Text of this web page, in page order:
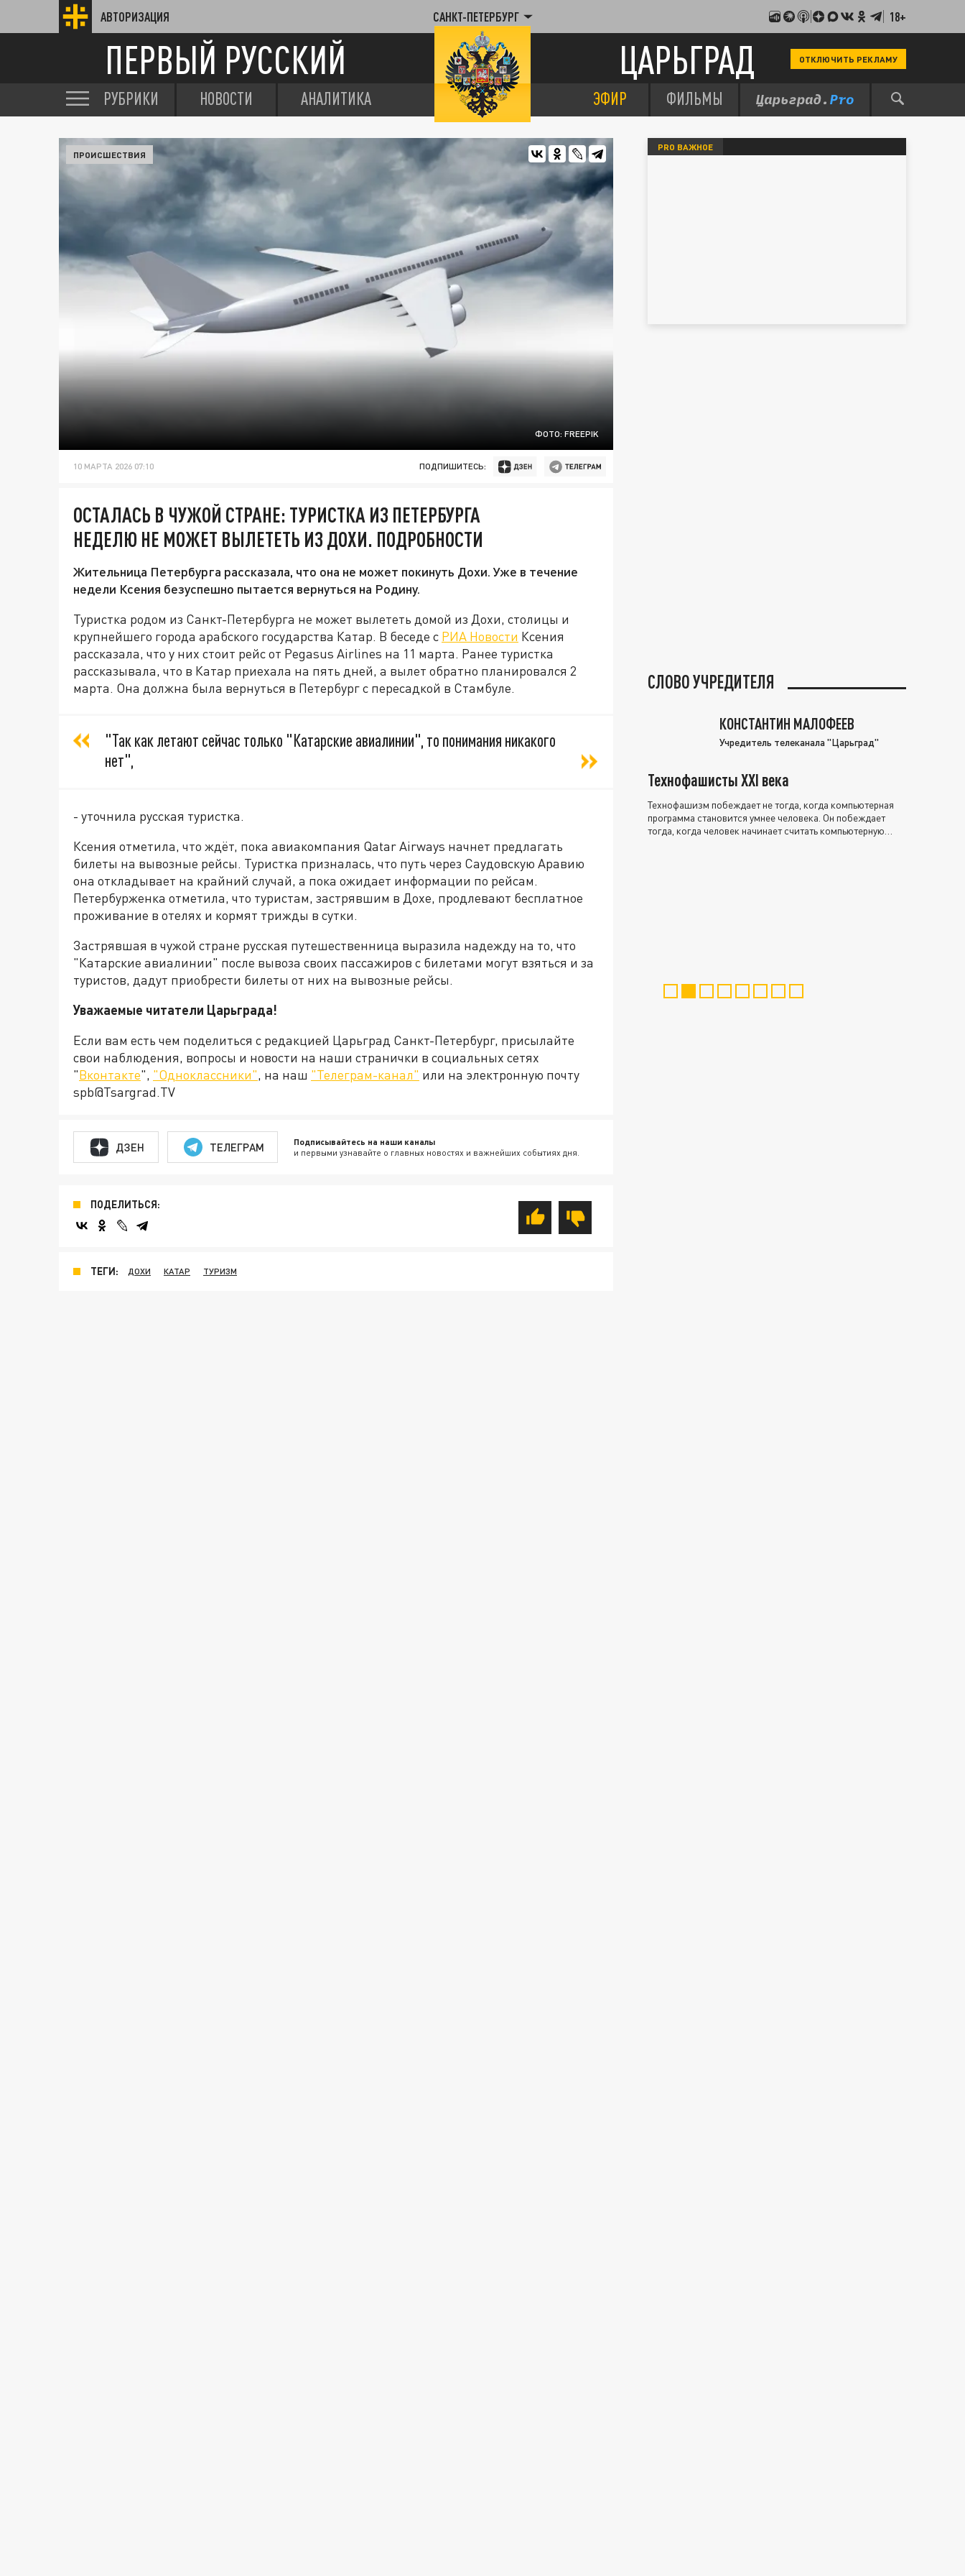
АВТОРИЗАЦИЯ САНКТ-ПЕТЕРБУРГ 18+
ПЕРВЫЙ РУССКИЙ ЦАРЬГРАД ОТКЛЮЧИТЬ РЕКЛАМУ
РУБРИКИ НОВОСТИ АНАЛИТИКА ЭФИР ФИЛЬМЫ
ФОТО: FREEPIK
ПРОИСШЕСТВИЯ
10 МАРТА 2026 07:10 ПОДПИШИТЕСЬ:
ОСТАЛАСЬ В ЧУЖОЙ СТРАНЕ: ТУРИСТКА ИЗ ПЕТЕРБУРГА
НЕДЕЛЮ НЕ МОЖЕТ ВЫЛЕТЕТЬ ИЗ ДОХИ. ПОДРОБНОСТИ
Жительница Петербурга рассказала, что она не может покинуть Дохи. Уже в течение
недели Ксения безуспешно пытается вернуться на Родину.
Туристка родом из Санкт-Петербурга не может вылететь домой из Дохи, столицы и
крупнейшего города арабского государства Катар. В беседе с РИА Новости Ксения
рассказала, что у них стоит рейс от Pegasus Airlines на 11 марта. Ранее туристка
рассказывала, что в Катар приехала на пять дней, а вылет обратно планировался 2
марта. Она должна была вернуться в Петербург с пересадкой в Стамбуле.
"Так как летают сейчас только "Катарские авиалинии", то понимания никакого
нет",
- уточнила русская туристка.
Ксения отметила, что ждёт, пока авиакомпания Qatar Airways начнет предлагать
билеты на вывозные рейсы. Туристка призналась, что путь через Саудовскую Аравию
она откладывает на крайний случай, а пока ожидает информации по рейсам.
Петербурженка отметила, что туристам, застрявшим в Дохе, продлевают бесплатное
проживание в отелях и кормят трижды в сутки.
Застрявшая в чужой стране русская путешественница выразила надежду на то, что
"Катарские авиалинии" после вывоза своих пассажиров с билетами могут взяться и за
туристов, дадут приобрести билеты от них на вывозные рейсы.
Уважаемые читатели Царьграда!
Если вам есть чем поделиться с редакцией Царьград Санкт-Петербург, присылайте
свои наблюдения, вопросы и новости на наши странички в социальных сетях
"Вконтакте", "Одноклассники", на наш "Телеграм-канал" или на электронную почту
spb@Tsargrad.TV
ДЗЕН ТЕЛЕГРАМ Подписывайтесь на наши каналы
и первыми узнавайте о главных новостях и важнейших событиях дня.
ПОДЕЛИТЬСЯ:
ТЕГИ: ДОХИ КАТАР ТУРИЗМ
PRO ВАЖНОЕ
СЛОВО УЧРЕДИТЕЛЯ
КОНСТАНТИН МАЛОФЕЕВ
Учредитель телеканала "Царьград"
Технофашисты XXI века
Технофашизм побеждает не тогда, когда компьютерная
программа становится умнее человека. Он побеждает
тогда, когда человек начинает считать компьютерную